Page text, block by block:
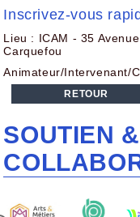
Inscrivez-vous
Lieu : ICAM - 35
Carquefou
Animateur/Intervenant/
RETOUR
SOUTIEN &